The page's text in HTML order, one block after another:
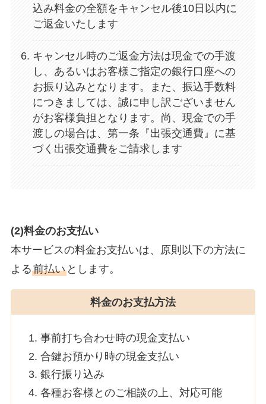
込み料金の全額をキャンセル後10日以内に
ご返金いたします
キャンセル時のご返金方法は現金での手渡
し、あるいはお客様ご指定の銀行口座への
お振り込みとなります。また、振込手数料
につきましては、誠に申し訳ございません
がお客様負担となります。尚、現金での手
渡しの場合は、第一条『出張交通費』に基
づく出張交通費をご請求します
(2)料金のお支払い
本サービスの料金お支払いは、原則以下の方法に
よる前払いとします。
料金のお支払方法
事前打ち合わせ時の現金支払い
合鍵お預かり時の現金支払い
銀行振り込み
各種お客様とのご相談の上、対応可能